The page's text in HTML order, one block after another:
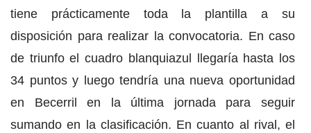
tiene prácticamente toda la plantilla a su
disposición para realizar la convocatoria. En caso
de triunfo el cuadro blanquiazul llegaría hasta los
34 puntos y luego tendría una nueva oportunidad
en Becerril en la última jornada para seguir
sumando en la clasificación. En cuanto al rival, el